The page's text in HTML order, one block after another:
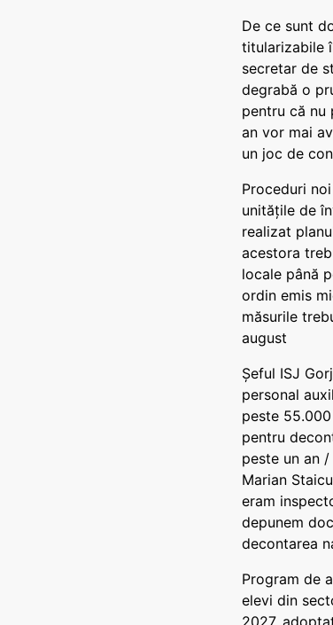
De ce sunt
titularizabile
secretar de
degrabă o
pentru că nu
an vor mai
un joc de
Proceduri
unitățile de
realizat
acestora
locale până
ordin emis
măsurile
august
Șeful ISJ
personal
peste
pentru
peste un an
Marian
eram
depunem
decontarea
Program de
elevi din
2027,